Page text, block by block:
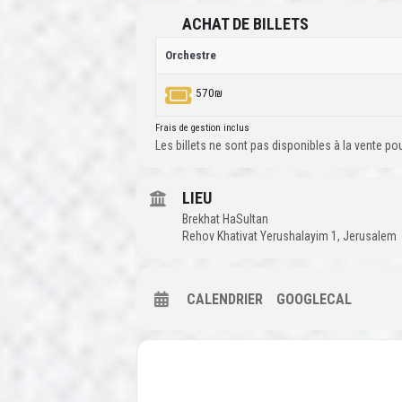
ACHAT DE BILLETS
Orchestre
570₪
Frais de gestion inclus
Les billets ne sont pas disponibles à la vente
LIEU
Brekhat HaSultan
Rehov Khativat Yerushalayim 1, Jerusalem
CALENDRIER GOOGLECAL